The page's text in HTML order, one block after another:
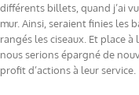
différents billets, quand j’ai
mur. Ainsi, seraient finies les
rangés les ciseaux. Et place
nous serions épargné de
profit d’actions à leur service.